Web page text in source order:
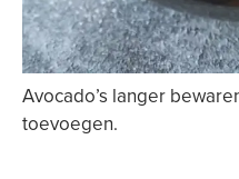
Avocado’s langer
toevoegen.